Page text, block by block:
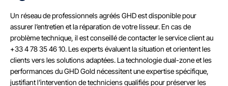
Un réseau de professionnels agréés GHD est disponible pour
assurer l’entretien et la réparation de votre lisseur. En cas de
problème technique, il est conseillé de contacter le service client au
+33 4 78 35 46 10. Les experts évaluent la situation et orientent les
clients vers les solutions adaptées. La technologie dual-zone et les
performances du GHD Gold nécessitent une expertise spécifique,
justifiant l’intervention de techniciens qualifiés pour préserver les